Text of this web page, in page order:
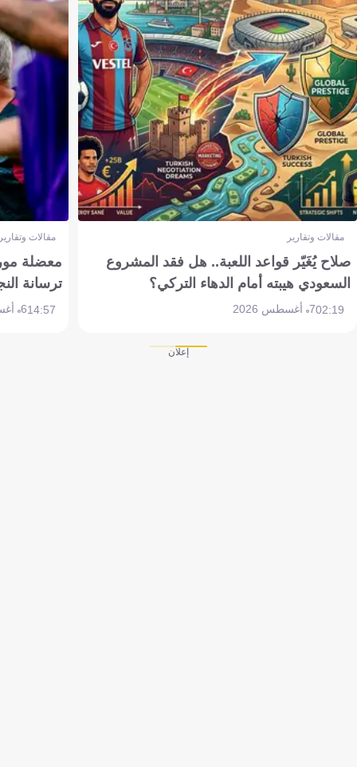
مقالات وتقارير
صلاح يُغَيّر قواعد اللعبة.. هل فقد المشروع
السعودي هيبته أمام الدهاء التركي؟
02:197 أغسطس 2026
مقالات
معضلة
ترسانة
14:576 أغسطس 2026
إعلان